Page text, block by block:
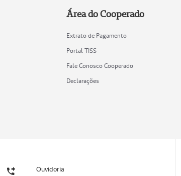
Área do Cooperado
Extrato de Pagamento
Portal TISS
Fale Conosco Cooperado
Declarações
Ouvidoria